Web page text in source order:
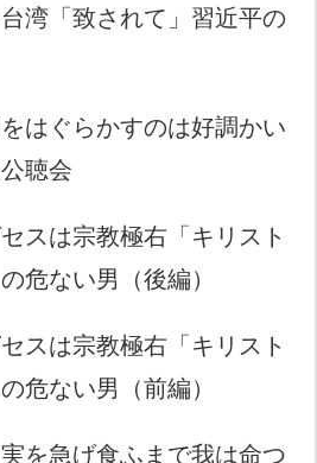
湾「致されて」習近平の
をはぐらかすのは好調かい
聴会
スは宗教極右「キリスト
危ない男（後編）
スは宗教極右「キリスト
危ない男（前編）
を急げ食ふまで我は命つ